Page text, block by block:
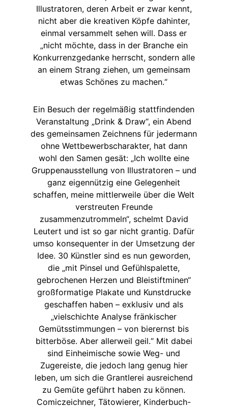
Illustratoren, deren Arbeit er zwar kennt,
nicht aber die kreativen Köpfe dahinter,
einmal versammelt sehen will. Dass er
„nicht möchte, dass in der Branche ein
Konkurrenzgedanke herrscht, sondern alle
an einem Strang ziehen, um gemeinsam
etwas Schönes zu machen.“
Ein Besuch der regelmäßig stattfindenden
Veranstaltung „Drink & Draw“, ein Abend
des gemeinsamen Zeichnens für jedermann
ohne Wettbewerbscharakter, hat dann
wohl den Samen gesät: „Ich wollte eine
Gruppenausstellung von Illustratoren – und
ganz eigennützig eine Gelegenheit
schaffen, meine mittlerweile über die Welt
verstreuten Freunde
zusammenzutrommeln“, schelmt David
Leutert und ist so gar nicht grantig. Dafür
umso konsequenter in der Umsetzung der
Idee. 30 Künstler sind es nun geworden,
die „mit Pinsel und Gefühlspalette,
gebrochenen Herzen und Bleistiftminen“
großformatige Plakate und Kunstdrucke
geschaffen haben – exklusiv und als
„vielschichte Analyse fränkischer
Gemütsstimmungen – von bierernst bis
bitterböse. Aber allerweil geil.“ Mit dabei
sind Einheimische sowie Weg- und
Zugereiste, die jedoch lang genug hier
leben, um sich die Grantlerei ausreichend
zu Gemüte geführt haben zu können.
Comiczeichner, Tätowierer, Kinderbuch-